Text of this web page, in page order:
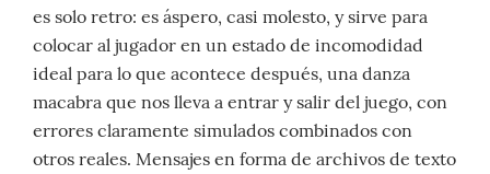
es solo retro: es áspero, casi molesto, y sirve para
colocar al jugador en un estado de incomodidad
ideal para lo que acontece después, una danza
macabra que nos lleva a entrar y salir del juego, con
errores claramente simulados combinados con
otros reales. Mensajes en forma de archivos de texto